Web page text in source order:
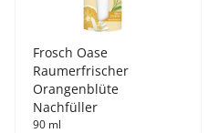
Frosch Oase
Raumerfrischer
Orangenblüte
Nachfüller
90 ml